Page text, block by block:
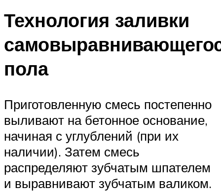
Технология заливки
пола
Приготовленную смесь постепенно
выливают на бетонное основание,
начиная с углублений (при их
наличии). Затем смесь
распределяют зубчатым шпателем
и выравнивают зубчатым валиком.